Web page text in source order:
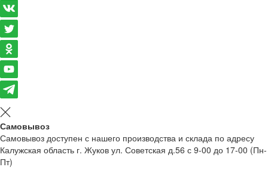
Самовывоз
Самовывоз доступен с нашего производства и склада по адресу
Калужская область г. Жуков ул. Советская д.56 с 9-00 до 17-00 (Пн-
Пт)